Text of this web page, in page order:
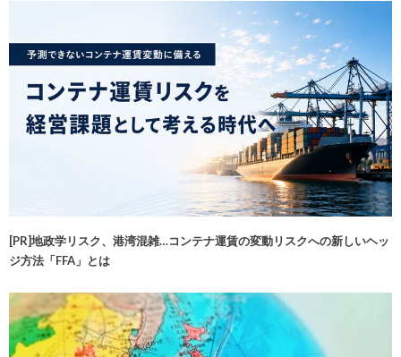
[PR]地政学リスク、港湾混雑…コンテナ運賃の変動リスクへの新しいヘッ
ジ方法「FFA」とは